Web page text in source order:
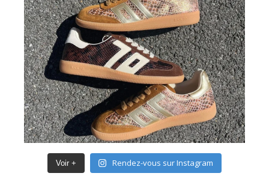
Voir + Rendez-vous sur Instagram